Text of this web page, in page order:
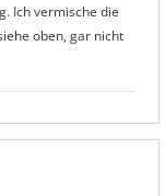
Ich vermische die
oben, gar nicht